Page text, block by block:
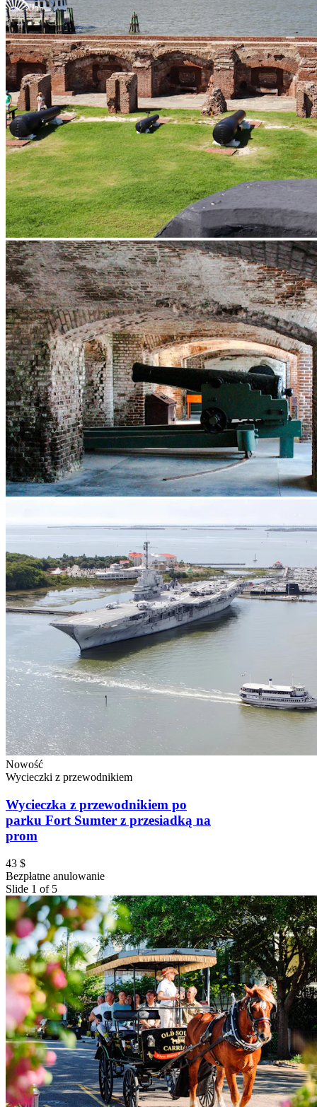
Nowość
Wycieczki z przewodnikiem
Wycieczka z przewodnikiem po
parku Fort Sumter z przesiadką na
prom
43 $
Bezpłatne anulowanie
Slide 1 of 5